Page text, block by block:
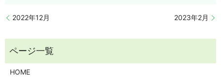
2022年12月 2023年2月
HOME